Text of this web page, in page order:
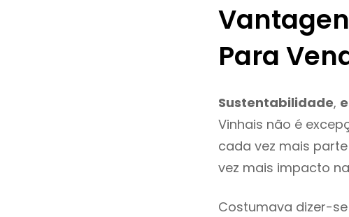
Para
Sustentabilidade,
Vinhais não é
cada vez mais
vez mais impacto
Costumava dizer-